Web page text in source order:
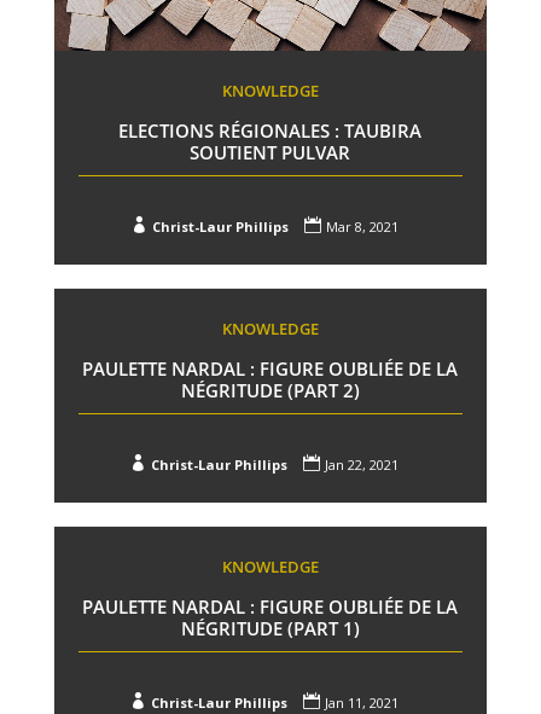
KNOWLEDGE
ELECTIONS RÉGIONALES : TAUBIRA
SOUTIENT PULVAR
 Christ-Laur Phillips  Mar 8, 2021
KNOWLEDGE
PAULETTE NARDAL : FIGURE OUBLIÉE DE LA
NÉGRITUDE (PART 2)
 Christ-Laur Phillips  Jan 22, 2021
KNOWLEDGE
PAULETTE NARDAL : FIGURE OUBLIÉE DE LA
NÉGRITUDE (PART 1)
 Christ-Laur Phillips  Jan 11, 2021